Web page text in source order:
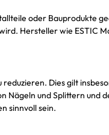
oder Bauprodukte
Hersteller wie ESTIC
Dies gilt
Nägeln und Splittern und
sinnvoll sein.